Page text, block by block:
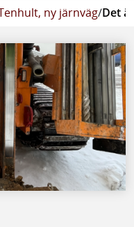
ny järnväg/Det